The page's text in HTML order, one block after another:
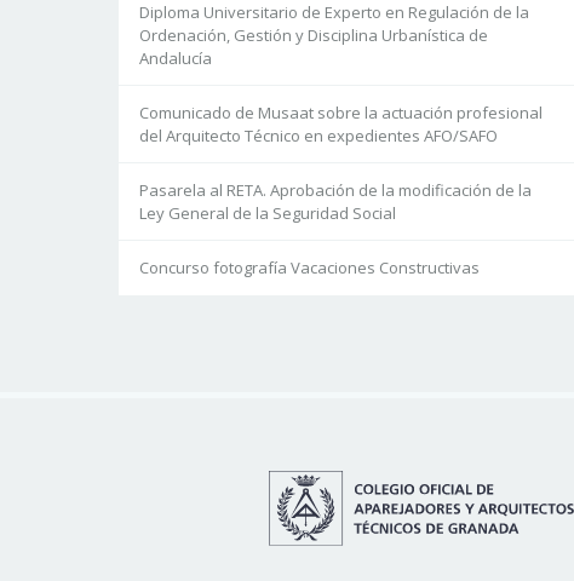
Diploma Universitario de Experto en Regulación de la
Ordenación, Gestión y Disciplina Urbanística de
Andalucía
Comunicado de Musaat sobre la actuación profesional
del Arquitecto Técnico en expedientes AFO/SAFO
Pasarela al RETA. Aprobación de la modificación de la
Ley General de la Seguridad Social
Concurso fotografía Vacaciones Constructivas